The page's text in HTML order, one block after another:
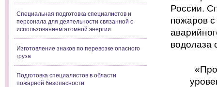
Специальная подготовка специалистов и
персонала для деятельности связанной с
использованием атомной энергии
Изготовление знаков по перевозке опасного
груза
Подготовка специалистов в области
пожарной безопасности
России.
пожаров
водолаза